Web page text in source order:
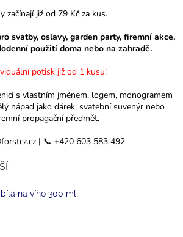
začínají již od 79 Kč za kus.
svatby, oslavy, garden party, firemní akce,
použití doma nebo na zahradě.
potisk již od 1 kusu!
s vlastním jménem, logem, monogramem
nápad jako dárek, svatební suvenýr nebo
propagační předmět.
| 📞 +420 603 583 492
na víno 300 ml,